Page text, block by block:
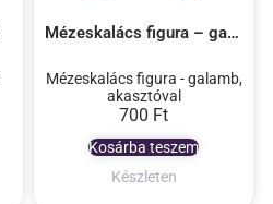
Készleten
Mézeskalács figura – galamb, akasztóval
700 Ft
Mézeskalács figura - galamb,
akasztóval
Kosárba teszem